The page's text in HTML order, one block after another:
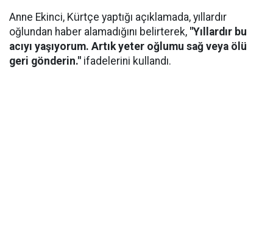
Anne Ekinci, Kürtçe yaptığı açıklamada, yıllardır
oğlundan haber alamadığını belirterek, "Yıllardır bu
acıyı yaşıyorum. Artık yeter oğlumu sağ veya ölü
geri gönderin." ifadelerini kullandı.